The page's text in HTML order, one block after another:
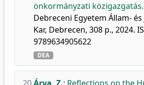
önkormányzati közigazgatás.
Debreceni Egyetem Állam-
Kar, Debrecen, 308 p., 2024.
9789634905622
DEA